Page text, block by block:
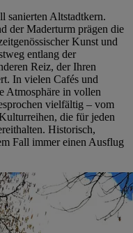
sanierten Altstadtkern.
der Maderturm prägen die
Kunst und
entlang der
Reiz, der Ihren
In vielen Cafés und
Atmosphäre in vollen
vielfältig – vom
die für jeden
Historisch,
Fall immer einen Ausflug